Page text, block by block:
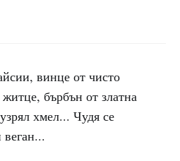
винце от чисто
бърбън от златна
хмел... Чудя се